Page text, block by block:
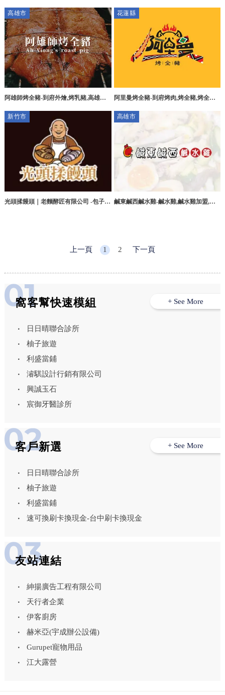
蜜推薦,苗栗蜂蜜專賣店
高雄市
阿雄師烤全豬-到府外燴,烤乳豬,高雄到
花蓮縣
阿里曼烤全豬-到府烤肉,烤全豬,烤全豬
溪烤全豬
新竹市
光頭揉饅頭｜老麵酵匠有限公司 -包子
高雄市
鹹東鹹西鹹水雞-鹹水雞,鹹水雞加盟,高
上一頁 1 2 下一頁
窩客幫快速模組
日日晴聯合診所
柚子旅遊
利盛當鋪
濬騏設計行銷有限公司
興誠玉石
宸御牙醫診所
+ See More
客戶新選
日日晴聯合診所
柚子旅遊
利盛當鋪
速可換刷卡換現金-台中刷卡換現金
+ See More
友站連結
紳揚廣告工程有限公司
天行者企業
伊客廚房
赫米亞(宇成辦公設備)
Gurupet寵物用品
江大露營